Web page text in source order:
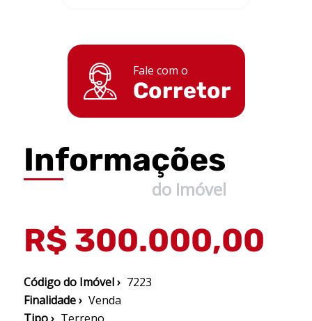
Fale com o
Corretor
Informações
do Imóvel
R$ 300.000,00
Código do Imóvel › 7223
Finalidade › Venda